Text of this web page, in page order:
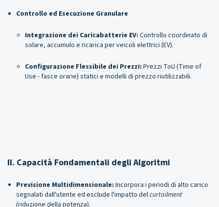
Controllo ed Esecuzione Granulare
Integrazione dei Caricabatterie EV: Controllo coordinato di
solare, accumulo e ricarica per veicoli elettrici (EV).
Configurazione Flessibile dei Prezzi: Prezzi ToU (Time of
Use - fasce orarie) statici e modelli di prezzo riutilizzabili.
II. Capacità Fondamentali degli Algoritmi
Previsione Multidimensionale: Incorpora i periodi di alto carico
segnalati dall'utente ed esclude l'impatto delcurtailment
(riduzione della potenza).